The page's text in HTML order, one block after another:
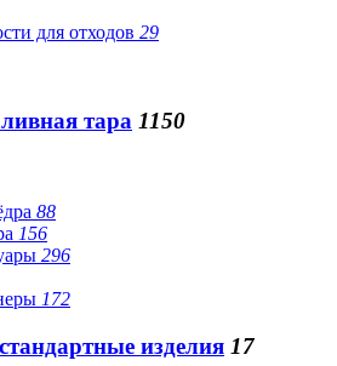
для отходов 29
тара 1150
88
156
296
172
изделия 17